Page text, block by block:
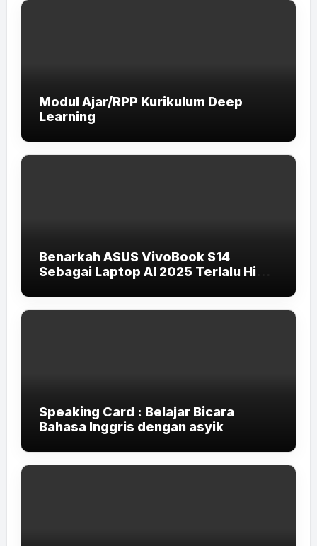
Modul Ajar/RPP Kurikulum Deep
Learning
Benarkah ASUS VivoBook S14
Sebagai Laptop AI 2025 Terlalu High-
Speaking Card : Belajar Bicara
Bahasa Inggris dengan asyik